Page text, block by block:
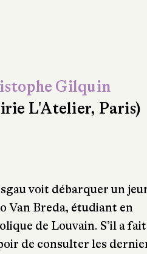
Gilquin
L'Atelier, Paris)
voit débarquer un
Van Breda, étudiant en
de Louvain. S’il a fait
de consulter les